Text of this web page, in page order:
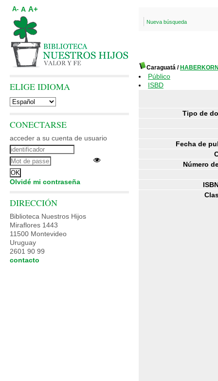
Nueva búsqueda
Caraguatá /
Público
ISBD
Tipo de
Fecha de
Número
A- A A+
ELIGE IDIOMA
CONECTARSE
acceder a su cuenta de usuario
Olvidé mi contraseña
DIRECCIÓN
Biblioteca Nuestros Hijos
Miraflores 1443
11500 Montevideo
Uruguay
2601 90 99
contacto